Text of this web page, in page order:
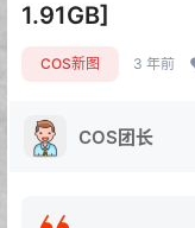
1.91GB]
COS新图 3 年前
COS团长